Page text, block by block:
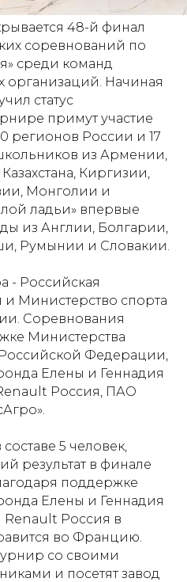
48-й финал
соревнований по
среди команд
организаций. Начиная
статус
примут участие
регионов России и 17
из Армении,
Киргизии,
Монголии и
ладьи» впервые
из Англии, Болгарии,
Румынии и Словакии.
- Российская
Министерство спорта
Соревнования
Министерства
Федерации,
Елены и Геннадия
Россия, ПАО
5 человек,
результат в финале
поддержке
Елены и Геннадия
Россия в
во Францию.
со своими
и посетят завод